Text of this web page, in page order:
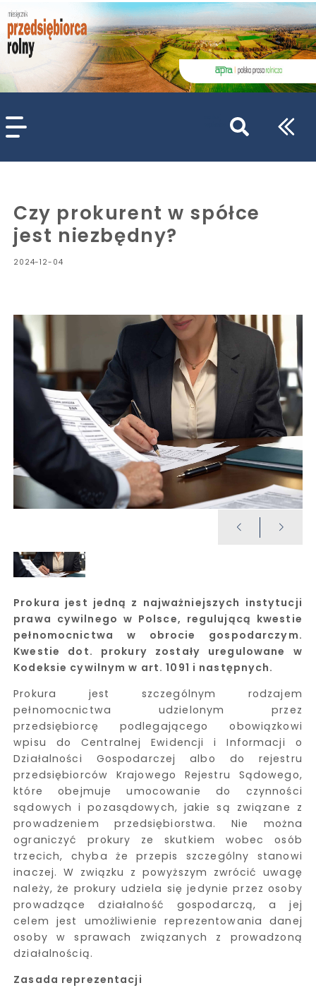
Czy prokurent w spółce
jest niezbędny?
2024-12-04
Prokura jest jedną z najważniejszych instytucji
prawa cywilnego w Polsce, regulującą kwestie
pełnomocnictwa w obrocie gospodarczym.
Kwestie dot. prokury zostały uregulowane w
Kodeksie cywilnym w art. 1091 i następnych.
Prokura jest szczególnym rodzajem
pełnomocnictwa udzielonym przez
przedsiębiorcę podlegającego obowiązkowi
wpisu do Centralnej Ewidencji i Informacji o
Działalności Gospodarczej albo do rejestru
przedsiębiorców Krajowego Rejestru Sądowego,
które obejmuje umocowanie do czynności
sądowych i pozasądowych, jakie są związane z
prowadzeniem przedsiębiorstwa. Nie można
ograniczyć prokury ze skutkiem wobec osób
trzecich, chyba że przepis szczególny stanowi
inaczej. W związku z powyższym zwrócić uwagę
należy, że prokury udziela się jedynie przez osoby
prowadzące działalność gospodarczą, a jej
celem jest umożliwienie reprezentowania danej
osoby w sprawach związanych z prowadzoną
działalnością.
Zasada reprezentacji